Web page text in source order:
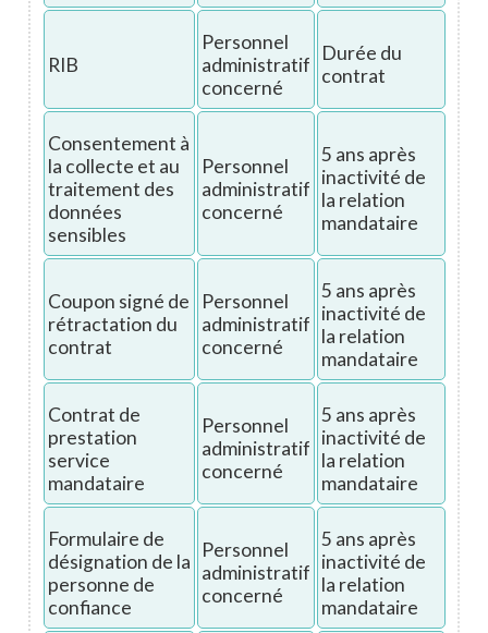
RIB
Personnel
administratif
concerné
Durée du
contrat
Consentement à
la collecte et au
traitement des
données
sensibles
Personnel
administratif
concerné
5 ans après
inactivité de
la relation
mandataire
Coupon signé de
rétractation du
contrat
Personnel
administratif
concerné
5 ans après
inactivité de
la relation
mandataire
Contrat de
prestation
service
mandataire
Personnel
administratif
concerné
5 ans après
inactivité de
la relation
mandataire
Formulaire de
désignation de la
personne de
confiance
Personnel
administratif
concerné
5 ans après
inactivité de
la relation
mandataire